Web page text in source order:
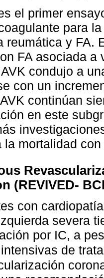
el primer
para
reumática y FA.
FA asociada
condujo a
con un
continúan
en este
la mortalidad
(REVIVED-
con
severa
por IC, a
de